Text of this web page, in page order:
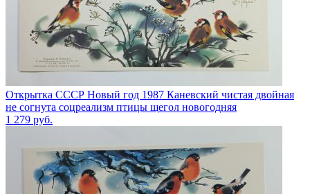
Открытка СССР Новый год 1987 Каневский чистая двойная
не согнута соцреализм птицы щегол новогодняя
1 279 руб.